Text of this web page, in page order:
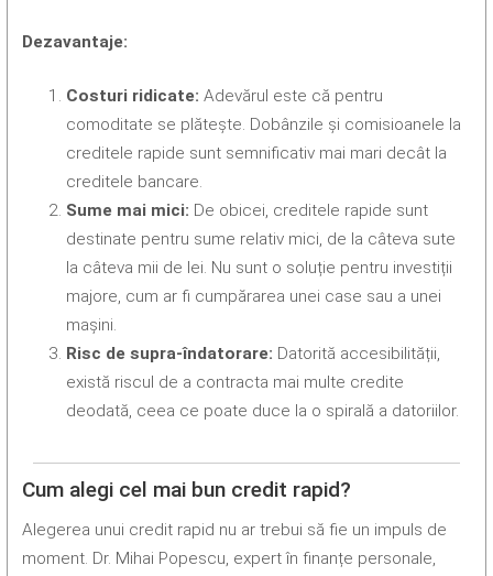
Dezavantaje:
Costuri ridicate: Adevărul este că pentru
comoditate se plătește. Dobânzile și comisioanele la
creditele rapide sunt semnificativ mai mari decât la
creditele bancare.
Sume mai mici: De obicei, creditele rapide sunt
destinate pentru sume relativ mici, de la câteva sute
la câteva mii de lei. Nu sunt o soluție pentru investiții
majore, cum ar fi cumpărarea unei case sau a unei
mașini.
Risc de supra-îndatorare: Datorită accesibilității,
există riscul de a contracta mai multe credite
deodată, ceea ce poate duce la o spirală a datoriilor.
Cum alegi cel mai bun credit rapid?
Alegerea unui credit rapid nu ar trebui să fie un impuls de
moment. Dr. Mihai Popescu, expert în finanțe personale,